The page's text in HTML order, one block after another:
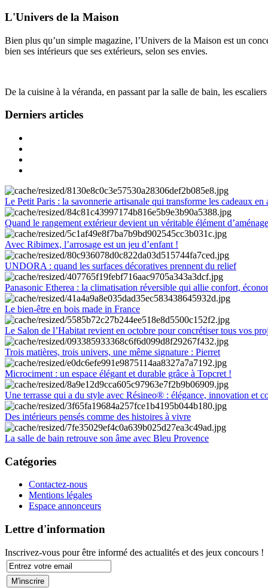
L'Univers de la Maison
Bien plus qu’un simple magazine, l’Univers de la Maison est un
bien ses intérieurs que ses extérieurs, selon ses envies.
De la cuisine à la véranda, en passant par la salle de bain, les
Derniers articles
Le Petit Paris : la savonnerie artisanale qui transforme les cadeaux en
Quand le rangement extérieur devient un véritable élément
Avec Ribimex, l’arrosage est un jeu d’enfant !
UNDORA : quand les surfaces décoratives prennent du relief
Panasonic Etherea : la climatisation réversible qui allie confort,
Le bien-être en bois made in France
Le Salon de l’Habitat revient en octobre pour concrétiser tous vos
Trois matières, trois univers, une même signature : Pierret
Microciment : un espace élégant et durable grâce à Topcret !
Une terrasse qui a du style avec Résineo® : élégance, innovation et
Des intérieurs pensés comme des histoires à vivre
La salle de bain retrouve son âme avec Bleu Provence
Catégories
Contactez-nous
Mentions légales
Espace annonceurs
Lettre d'information
Inscrivez-vous pour être informé des actualités et des jeux concours !